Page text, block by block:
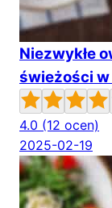
Niezwykłe
świeżości w
4.0 (12 ocen)
2025-02-19